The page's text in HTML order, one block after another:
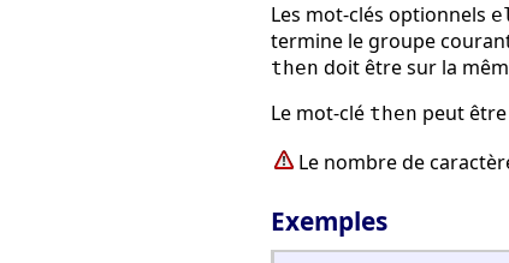
Les mot-clés optionnels
termine le groupe
then doit être sur la
Le mot-clé then peut
Le nombre de
Exemples